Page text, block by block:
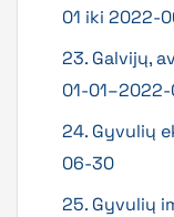
01 iki 2022-
23. Galvijų,
01-
24. Gyvulių
06-30
25. Gyvulių